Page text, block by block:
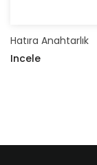
Hatıra Anahtarlık
Incele